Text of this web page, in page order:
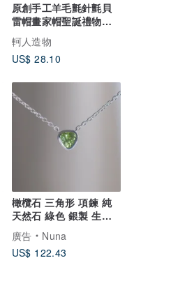
原創手工羊毛氈針氈貝
雷帽畫家帽聖誕禮物蘋
果帽 Christmas gifts
軻人造物
US$ 28.10
橄欖石 三角形 項鍊 純
天然石 綠色 銀製 生日
禮物
廣告
Nuna
US$ 122.43